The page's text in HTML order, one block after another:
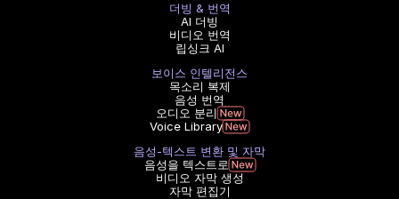
더빙 & 번역
AI 더빙
비디오 번역
립싱크 AI
보이스 인텔리전스
목소리 복제
음성 번역
오디오 분리
Voice Library
음성-텍스트 변환 및 자막
음성을 텍스트로
비디오 자막 생성
자막 편집기